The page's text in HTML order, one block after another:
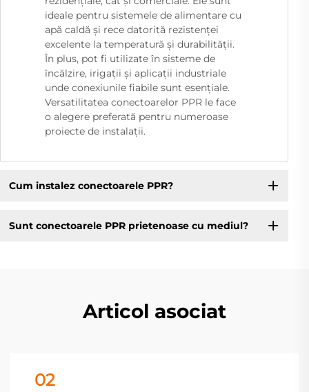
ideale pentru sistemele de alimentare cu
apă caldă și rece datorită rezistenței
excelente la temperatură și durabilității.
În plus, pot fi utilizate în sisteme de
încălzire, irigații și aplicații industriale
unde conexiunile fiabile sunt esențiale.
Versatilitatea conectoarelor PPR le face
o alegere preferată pentru numeroase
proiecte de instalații.
Cum instalez conectoarele PPR?
Sunt conectoarele PPR prietenoase cu mediul?
Articol asociat
02